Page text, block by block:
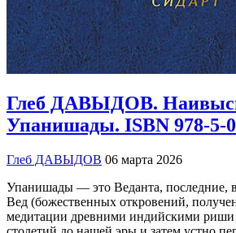
Глеб ДАВЫДОВ.
Упанишады. ISBN 978-5-
Глеб ДАВЫДОВ 06 марта 2026
Упанишады — это Веданта, последние,
Вед (божественных откровений,
медитации древними индийскими риши